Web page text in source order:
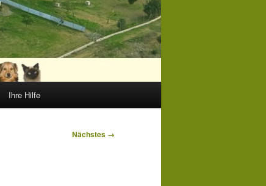
Ihre Hilfe
Nächstes →